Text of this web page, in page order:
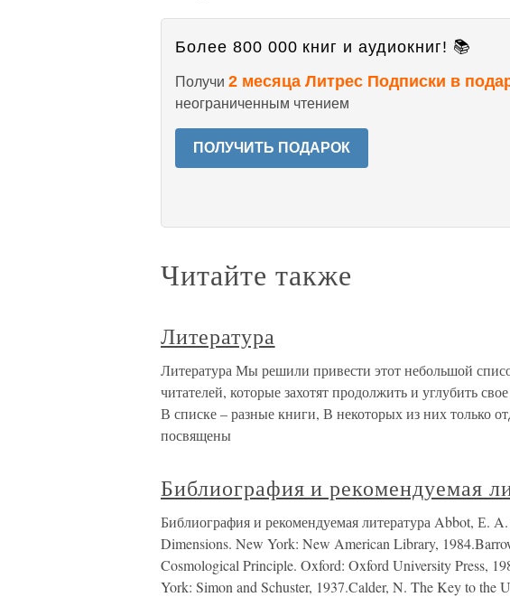
Более 800 000 книг и аудиокниг! 📚
Получи 2 месяца Литрес Подписки в
неограниченным чтением
ПОЛУЧИТЬ ПОДАРОК
Читайте также
Литература
Литература Мы решили привести этот небольшой
читателей, которые захотят продолжить и углубить
В списке – разные книги, В некоторых из них только
посвящены
Библиография и рекомендуемая
Библиография и рекомендуемая литература Abbot, Е.
Dimensions. New York: New American Library,
Cosmological Principle. Oxford: Oxford University Press,
York: Simon and Schuster, 1937.Calder, N. The Key to the